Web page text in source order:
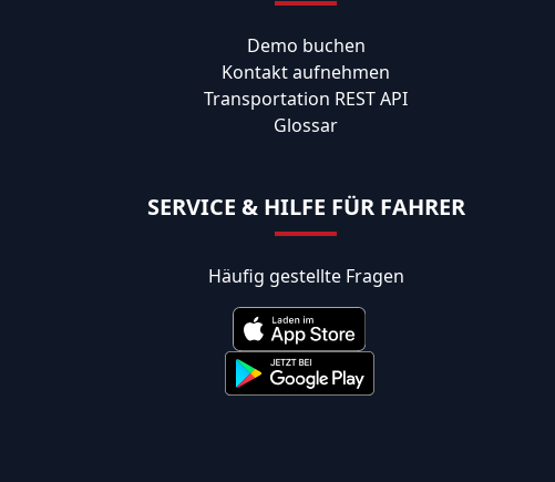
Demo buchen
Kontakt aufnehmen
Transportation REST API
Glossar
SERVICE & HILFE FÜR FAHRER
Häufig gestellte Fragen